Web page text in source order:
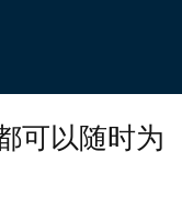
可以随时为